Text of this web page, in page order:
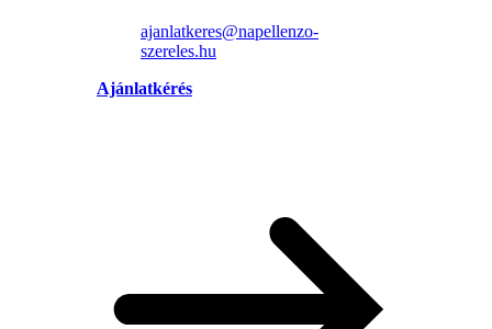
ajanlatkeres@napellenzo-
szereles.hu
Ajánlatkérés